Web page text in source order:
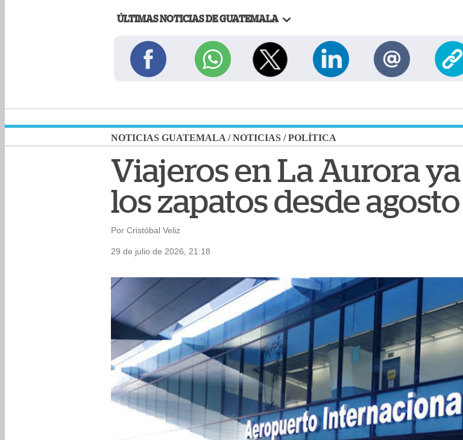
ÚLTIMAS NOTICIAS DE GUATEMALA
NOTICIAS GUATEMALA /NOTICIAS /POLÍTICA
Viajeros en La Aurora
los zapatos desde agosto
Por Cristóbal Veliz
29 de julio de 2026, 21:18